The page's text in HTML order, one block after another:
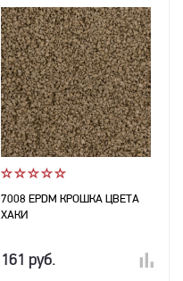
7008 EPDM КРОШКА ЦВЕТА
ХАКИ
161 руб.